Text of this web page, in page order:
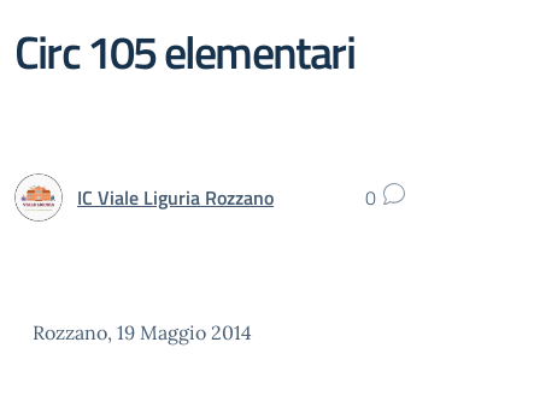
Circ 105 elementari
IC Viale Liguria Rozzano 0
Rozzano, 19 Maggio 2014